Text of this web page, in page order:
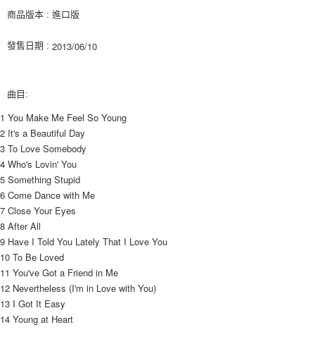
結帳頁面，進行簡訊認證並確認金額後，即可完成結帳。
ATM／網路銀行／等多元方式進行付款，方視為交易完成。
後付繳納相關費用。
※ 交易是否成功請以「AFTEE先享後付 」之結帳頁面顯示為準，若有關於
是否繳費成功／繳費後需取消欲退款等相關疑問，請聯繫「AFTEE先享後付
https://netprotections.freshdesk.com/support/home
【注意事項】
１．透過由恩沛科技股份有限公司提供之「AFTEE先享後付」服務完成之交
易，需依本服務之必要範圍內提供個人資料，並將交易相關給付款項請求債
權轉讓予恩沛科技股份有限公司。
https://aftee.tw/terms/#terms3
３．未成年的使用者請事先徵得法定代理人或監護人之同意方可使用
「AFTEE先享後付」，若未經同意申辦者引起之損失，本公司不負相關責
任。
時審查核予不同之上限額度；若仍有額度不足之情形，本公司將視審查結果
請求用戶進行身份認證。
５．嚴禁一人註冊多個帳號或使用他人資訊註冊。若發現惡意使用之情形，
恩沛科技股份有限公司將有權停止該用戶之使用額度並採取法律行動。
付款後全家取貨
付款後7-11取貨
每筆NT$60，滿NT$1,599(含以上)免運費
新竹貨運
每筆NT$90
宅配 (離島)
每筆NT$200
付款後門市自取
免運費
北美國家/地區配送
商品版本 : 進口版
發售日期 : 2013/06/10
曲目:
1 You Make Me Feel So Young
2 It's a Beautiful Day
3 To Love Somebody
4 Who's Lovin' You
5 Something Stupid
6 Come Dance with Me
7 Close Your Eyes
8 After All
9 Have I Told You Lately That I Love You
10 To Be Loved
11 You've Got a Friend in Me
12 Nevertheless (I'm in Love with You)
13 I Got It Easy
14 Young at Heart